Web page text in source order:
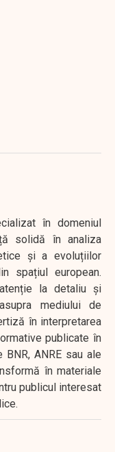
în domeniul
solidă în analiza
și a evoluțiilor
spațiul european.
la detaliu și
mediului de
în interpretarea
publicate în
ANRE sau ale
în materiale
publicul interesat